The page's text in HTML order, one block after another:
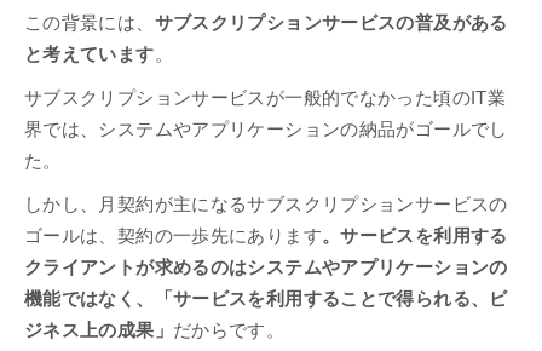
この背景には、 サブスクリプションサービスの普及がある
と考えています。
サブスクリプションサービスが一般的でなかった頃のIT業
界では、システムやアプリケーションの納品がゴールでし
た。
しかし、月契約が主になるサブスクリプションサービスの
ゴールは、契約の一歩先にあります。サービスを利用する
クライアントが求めるのはシステムやアプリケーションの
機能ではなく、「サービスを利用することで得られる、ビ
ジネス上の成果」 だからです。